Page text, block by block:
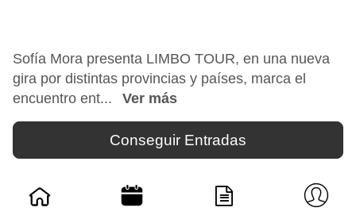
Sofía Mora presenta LIMBO TOUR, en una nueva
gira por distintas provincias y países, marca el
encuentro ent...
Ver más
Conseguir Entradas